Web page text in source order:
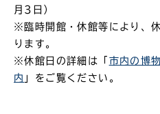
月3日）
※臨時開館・休館等により、
ります。
※休館日の詳細は「 市内の博
内 」をご覧ください。